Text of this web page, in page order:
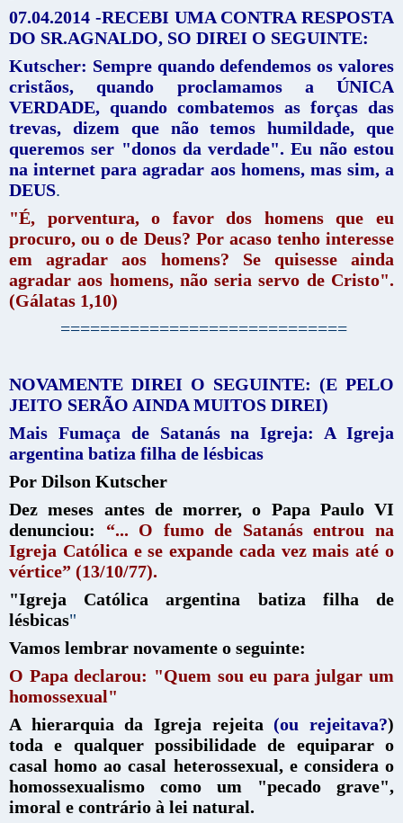
07.04.2014 -RECEBI UMA CONTRA RESPOSTA
DO SR.AGNALDO, SO DIREI O SEGUINTE:
Kutscher: Sempre quando defendemos os valores
cristãos, quando proclamamos a ÚNICA
VERDADE, quando combatemos as forças das
trevas, dizem que não temos humildade, que
queremos ser "donos da verdade". Eu não estou
na internet para agradar aos homens, mas sim, a
DEUS.
"É, porventura, o favor dos homens que eu
procuro, ou o de Deus? Por acaso tenho interesse
em agradar aos homens? Se quisesse ainda
agradar aos homens, não seria servo de Cristo".
(Gálatas 1,10)
=============================
NOVAMENTE DIREI O SEGUINTE: (E PELO
JEITO SERÃO AINDA MUITOS DIREI)
Mais Fumaça de Satanás na Igreja: A Igreja
argentina batiza filha de lésbicas
Por Dilson Kutscher
Dez meses antes de morrer, o Papa Paulo VI
denunciou: “... O fumo de Satanás entrou na
Igreja Católica e se expande cada vez mais até o
vértice” (13/10/77).
"Igreja Católica argentina batiza filha de
lésbicas"
Vamos lembrar novamente o seguinte:
O Papa declarou: "Quem sou eu para julgar um
homossexual"
A hierarquia da Igreja rejeita (ou rejeitava?)
toda e qualquer possibilidade de equiparar o
casal homo ao casal heterossexual, e considera o
homossexualismo como um "pecado grave",
imoral e contrário à lei natural.